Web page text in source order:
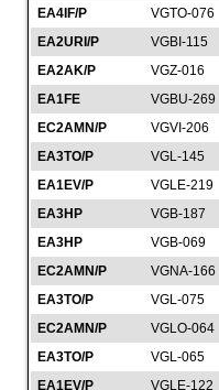
EA4IF/P
VGTO-076
EA2URI/P
VGBI-115
EA2AK/P
VGZ-016
EA1FE
VGBU-269
EC2AMN/P
VGVI-206
EA3TO/P
VGL-145
EA1EV/P
VGLE-219
EA3HP
VGB-187
EA3HP
VGB-069
EC2AMN/P
VGNA-166
EA3TO/P
VGL-075
EC2AMN/P
VGLO-064
EA3TO/P
VGL-065
EA1EV/P
VGLE-122